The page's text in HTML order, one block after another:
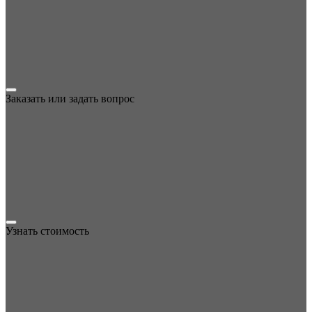
Заказать или задать вопрос
Узнать стоимость